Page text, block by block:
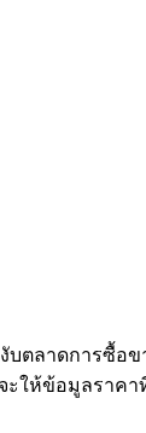
งับตลาดการซื้
ให้ข้อมูลราคา